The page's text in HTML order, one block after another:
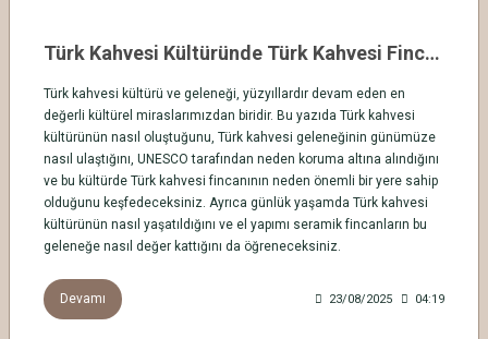
Türk Kahvesi Kültüründe Türk Kahvesi Fincanının Yeri ve Önemi
Türk kahvesi kültürü ve geleneği, yüzyıllardır devam eden en
değerli kültürel miraslarımızdan biridir. Bu yazıda Türk kahvesi
kültürünün nasıl oluştuğunu, Türk kahvesi geleneğinin günümüze
nasıl ulaştığını, UNESCO tarafından neden koruma altına alındığını
ve bu kültürde Türk kahvesi fincanının neden önemli bir yere sahip
olduğunu keşfedeceksiniz. Ayrıca günlük yaşamda Türk kahvesi
kültürünün nasıl yaşatıldığını ve el yapımı seramik fincanların bu
geleneğe nasıl değer kattığını da öğreneceksiniz.
Devamı 23/08/2025 04:19